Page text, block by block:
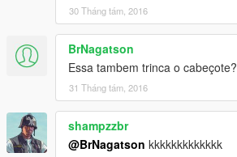
30 Tháng tám, 2016
BrNagatson
Essa tambem trinca o cabeçote?
31 Tháng tám, 2016
shampzzbr
@BrNagatson kkkkkkkkkkkkk